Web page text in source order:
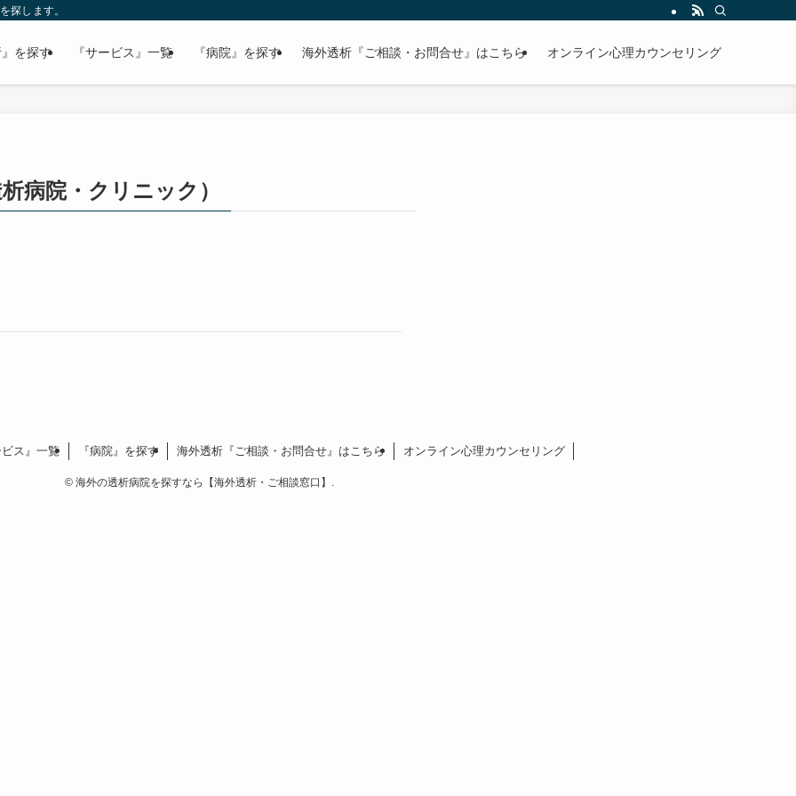
探します。
を探す 『サービス』一覧 『病院』を探す 海外透析『ご相談・お問合せ』はこちら オンライン心理カウンセリング
病院・クリニック）
ビス』一覧 『病院』を探す 海外透析『ご相談・お問合せ』はこちら オンライン心理カウンセリング
©海外の透析病院を探すなら【海外透析・ご相談窓口】.